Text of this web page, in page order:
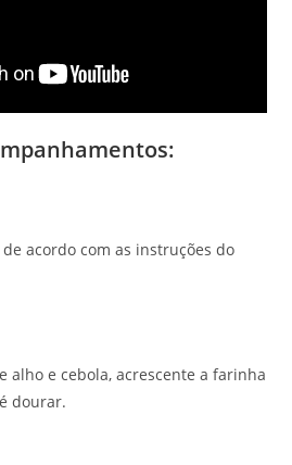
:
acordo com as instruções do
alho e cebola, acrescente a farinha
dourar.